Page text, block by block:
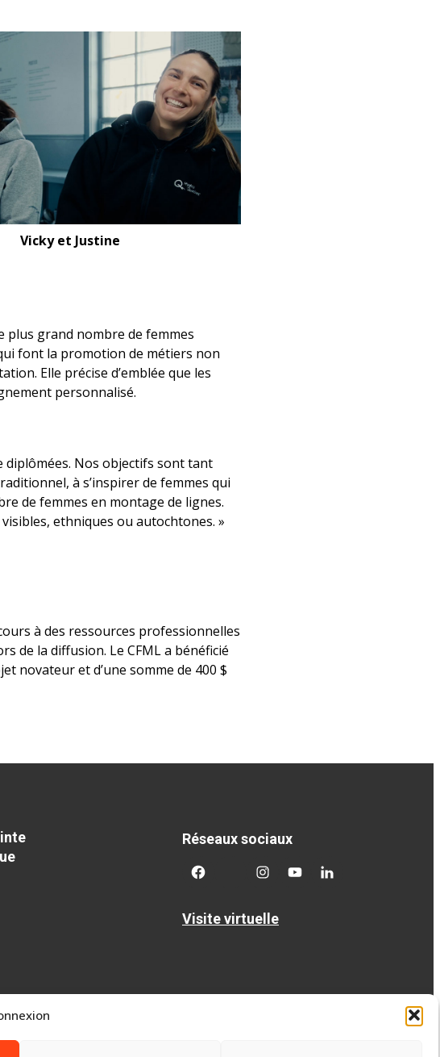
Vicky et Justine
plus grand nombre de femmes
font la promotion de métiers non
Elle précise d’emblée que les
personnalisé.
Nos objectifs sont tant
à s’inspirer de femmes qui
de femmes en montage de lignes.
ethniques ou autochtones. »
à des ressources professionnelles
de la diffusion. Le CFML a bénéficié
novateur et d’une somme de 400 $
Réseaux sociaux
facebooktwittergoogleplus
googleplusgoogleplus
Visite virtuelle